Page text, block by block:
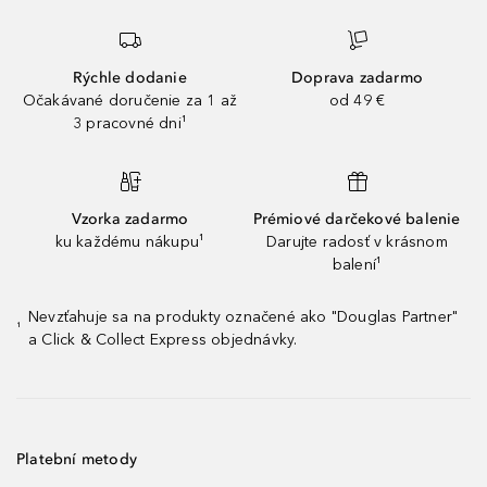
Rýchle dodanie
Očakávané doručenie za 1 až
3 pracovné dni¹
Doprava zadarmo
od 49 €
Vzorka zadarmo
ku každému nákupu¹
Prémiové darčekové balenie
Darujte radosť v krásnom
balení¹
¹
Nevzťahuje sa na produkty označené ako "Douglas Partner"
a Click & Collect Express objednávky.
Platební metody